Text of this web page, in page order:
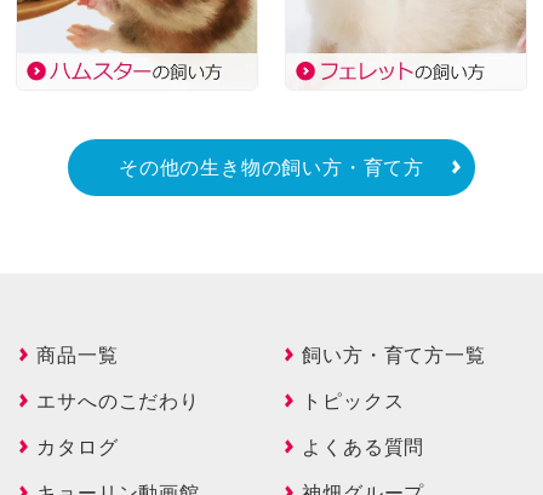
その他の生き物の飼い方・育て方
商品一覧
飼い方・育て方一覧
エサへのこだわり
トピックス
カタログ
よくある質問